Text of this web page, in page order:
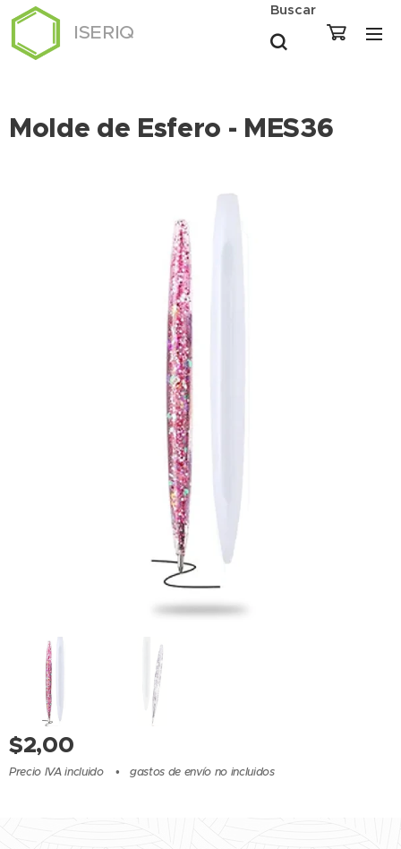
ISERIQ
Buscar
Molde de Esfero - MES36
$2,00
Precio IVA incluido gastos de envío no incluidos